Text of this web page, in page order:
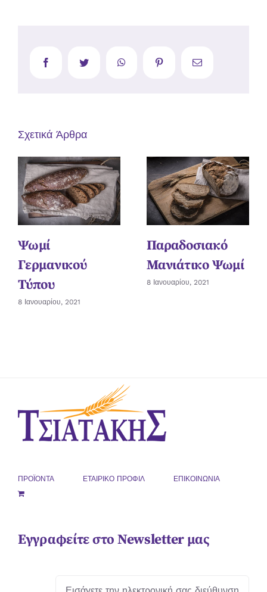
FacebookTwitter WhatsApp Pinterest Email
Σχετικά Άρθρα
Ψωμί
Γερμανικού
Τύπου
8 Ιανουαρίου, 2021
Παραδοσιακό
Μανιάτικο Ψωμί
8 Ιανουαρίου, 2021
ΠΡΟΪΟΝΤΑ ΕΤΑΙΡΙΚΟ ΠΡΟΦΙΛ ΕΠΙΚΟΙΝΩΝΙΑ
Εγγραφείτε στο Newsletter μας